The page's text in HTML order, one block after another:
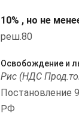
10% , но не
реш.80
Освобождение и
Рис (НДС
Постановление
РФ